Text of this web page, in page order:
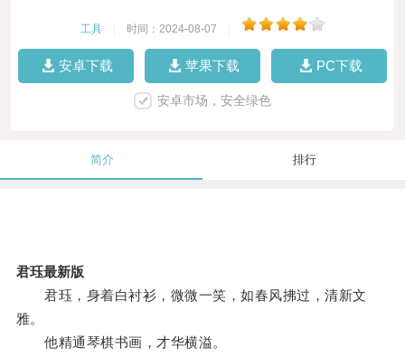
工具 时间：2024-08-07
安卓下载 苹果下载 PC下载
安卓市场，安全绿色
简介 排行
君珏最新版
君珏，身着白衬衫，微微一笑，如春风拂过，清新文
雅。
他精通琴棋书画，才华横溢。